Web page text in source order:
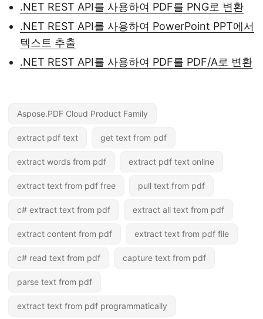
.NET REST API를 사용하여 PDF를 PNG로 변환
.NET REST API를 사용하여 PowerPoint PPT에서
텍스트 추출
.NET REST API를 사용하여 PDF를 PDF/A로 변환
Aspose.PDF Cloud Product Family
extract pdf text get text from pdf
extract words from pdf extract pdf text online
extract text from pdf free pull text from pdf
c# extract text from pdf extract all text from pdf
extract content from pdf extract text from pdf file
c# read text from pdf capture text from pdf
parse text from pdf
extract text from pdf programmatically